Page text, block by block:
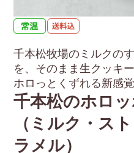
千本松牧場のミルクの
を、そのまま生クッキ
ホロっとくずれる新感
千本松のホロ
（ミルク・ス
ラメル）